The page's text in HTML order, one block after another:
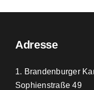
Adresse
1. Brandenburger
Sophienstraße 49